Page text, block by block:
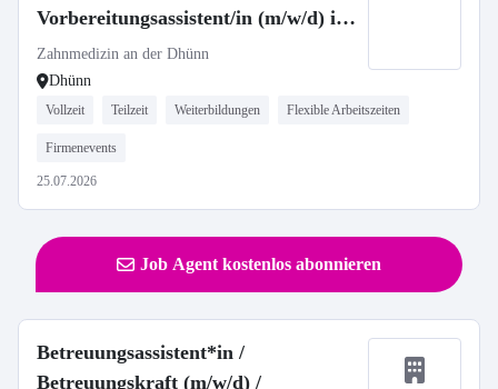
Vorbereitungsassistent/in (m/w/d) in
Voll- oder Teilzeit
Zahnmedizin an der Dhünn
Dhünn
Vollzeit Teilzeit Weiterbildungen Flexible Arbeitszeiten
Firmenevents
25.07.2026
Job Agent kostenlos abonnieren
Betreuungsassistent*in /
Betreuungskraft (m/w/d) /